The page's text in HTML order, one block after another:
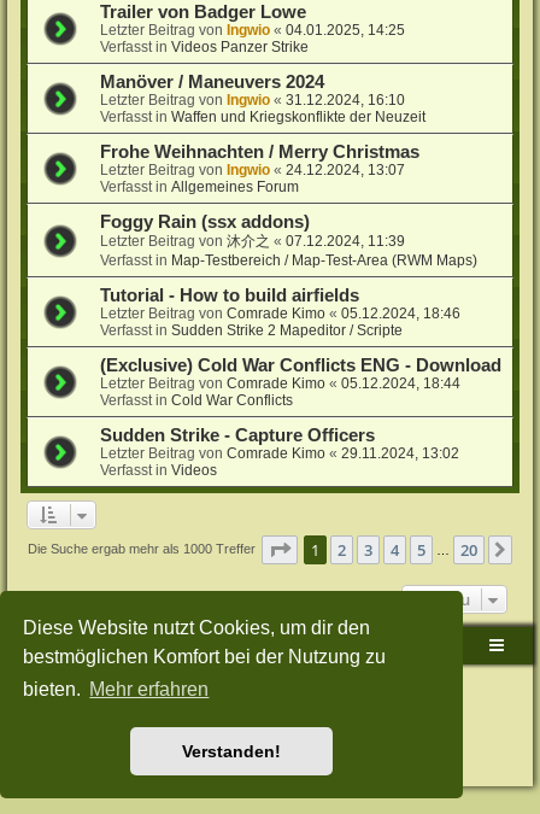
Diese Website nutzt Cookies, um dir den
bestmöglichen Komfort bei der Nutzung zu
bieten. Mehr erfahren
Verstanden!
Trailer von Badger Lowe
Letzter Beitrag vonIngwio «04.01.2025, 14:25
Verfasst inVideos Panzer Strike
Manöver / Maneuvers 2024
Letzter Beitrag vonIngwio «31.12.2024, 16:10
Verfasst inWaffen und Kriegskonflikte der Neuzeit
Frohe Weihnachten / Merry Christmas
Letzter Beitrag vonIngwio «24.12.2024, 13:07
Verfasst inAllgemeines Forum
Foggy Rain (ssx addons)
Letzter Beitrag von沐介之 «07.12.2024, 11:39
Verfasst in Map-Testbereich / Map-Test-Area (RWM Maps)
Tutorial - How to build airfields
Letzter Beitrag vonComrade Kimo «05.12.2024, 18:46
Verfasst inSudden Strike 2 Mapeditor / Scripte
(Exclusive) Cold War Conflicts ENG - Download
Letzter Beitrag vonComrade Kimo «05.12.2024, 18:44
Verfasst inCold War Conflicts
Sudden Strike - Capture Officers
Letzter Beitrag vonComrade Kimo «29.11.2024, 13:02
Verfasst inVideos
Die Suche ergab mehr als 1000 Treffer Seite 1von 20
1 2 3 4 5 20
Gehe zu
Sudden-Strike-Maps.de Hauptseite Foren-Übersicht
Powered byphpBB® Forum Software © phpBB Limited
Style: Green-Style-Split by Joyce&LunaphpBB-Style-Design
Nutzungsbedingungen